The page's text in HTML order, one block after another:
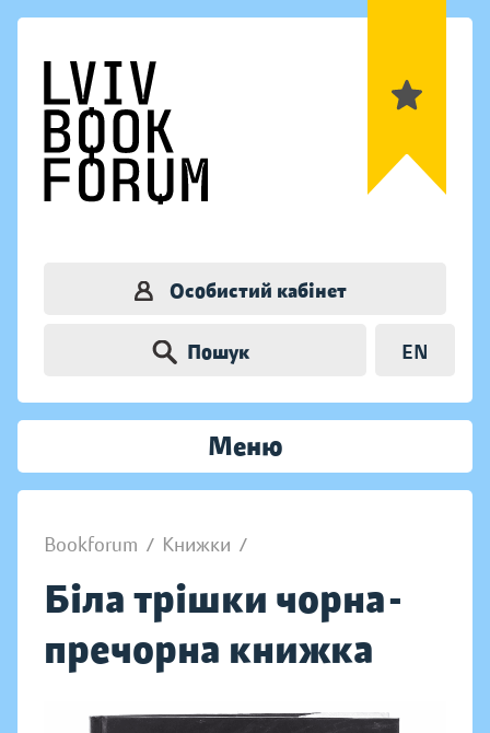
Особистий кабінет
Пошук EN
Меню
Bookforum / Книжки /
Біла трішки чорна-
пречорна книжка